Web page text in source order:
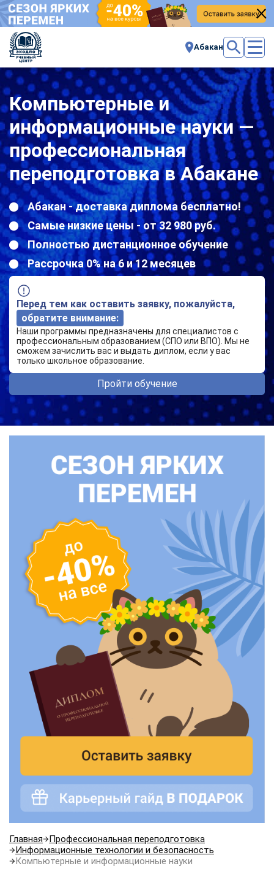
Абакан
Компьютерные и
информационные науки —
профессиональная
переподготовка в Абакане
Абакан - доставка диплома бесплатно!
Самые низкие цены - от 32 980 руб.
Полностью дистанционное обучение
Рассрочка 0% на 6 и 12 месяцев
Перед тем как оставить заявку, пожалуйста,
обратите внимание:
Наши программы предназначены для специалистов с
профессиональным образованием (СПО или ВПО). Мы не
сможем зачислить вас и выдать диплом, если у вас
только школьное образование.
Пройти обучение
Главная
Профессиональная переподготовка
Информационные технологии и безопасность
Компьютерные и информационные науки